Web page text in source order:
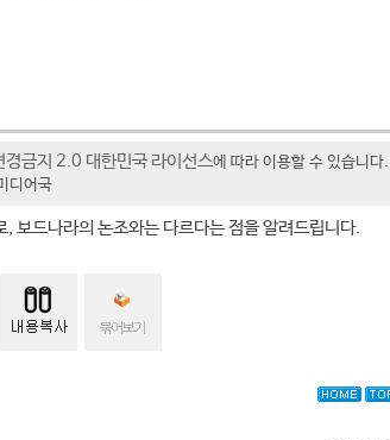
금지 2.0 대한민국 라이선스에 따라 이용할 수 있습니다.
디어국
보드나라의 논조와는 다르다는 점을 알려드립니다.